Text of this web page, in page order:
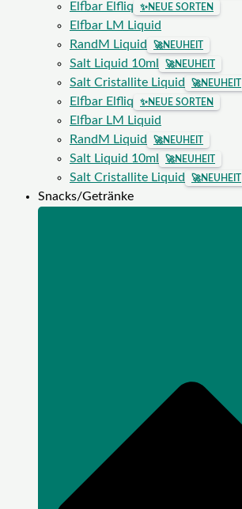
Elfbar Elfliq ✨NEUE SORTEN
Elfbar LM Liquid
RandM Liquid
🚀NEUHEIT
Salt Liquid 10ml 🚀NEUHEIT
Salt Cristallite Liquid 🚀NEUHEIT
Elfbar Elfliq ✨NEUE SORTEN
Elfbar LM Liquid
RandM Liquid
🚀NEUHEIT
Salt Liquid 10ml 🚀NEUHEIT
Salt Cristallite Liquid 🚀NEUHEIT
Snacks/Getränke